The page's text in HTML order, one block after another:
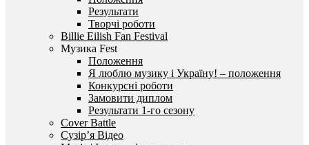
Результати
Творчі роботи
Billie Eilish Fan Festival
Музика Fest
Положення
Я люблю музику і Україну! – положення
Конкурсні роботи
Замовити диплом
Результати 1-го сезону
Cover Battle
Сузір’я Відео